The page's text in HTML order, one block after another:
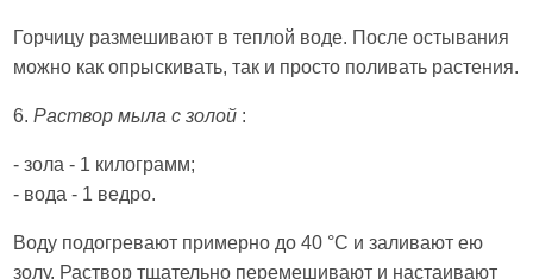
Горчицу размешивают в теплой воде. После остывания
можно как опрыскивать, так и просто поливать растения.
6.Раствор мыла с золой :
- зола - 1 килограмм;
- вода - 1 ведро.
Воду подогревают примерно до 40 °C и заливают ею
золу. Раствор тщательно перемешивают и настаивают